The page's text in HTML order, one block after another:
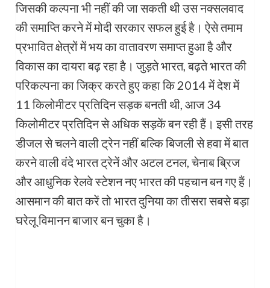
जिसकी कल्पना भी नहीं की जा सकती थी उस नक्सलवाद
की समाप्ति करने में मोदी सरकार सफल हुई है। ऐसे तमाम
प्रभावित क्षेत्रों में भय का वातावरण समाप्त हुआ है और
विकास का दायरा बढ़ रहा है। जुड़ते भारत, बढ़ते भारत की
परिकल्पना का जिक्र करते हुए कहा कि 2014 में देश में
11 किलोमीटर प्रतिदिन सड़क बनती थी, आज 34
किलोमीटर प्रतिदिन से अधिक सड़कें बन रही हैं। इसी तरह
डीजल से चलने वाली ट्रेन नहीं बल्कि बिजली से हवा में बात
करने वाली वंदे भारत ट्रेनें और अटल टनल, चेनाब ब्रिज
और आधुनिक रेलवे स्टेशन नए भारत की पहचान बन गए हैं।
आसमान की बात करें तो भारत दुनिया का तीसरा सबसे बड़ा
घरेलू विमानन बाजार बन चुका है।